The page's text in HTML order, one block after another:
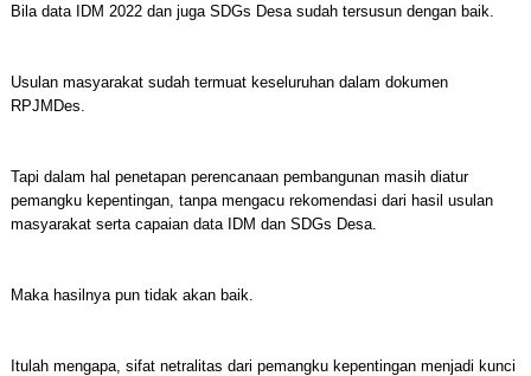
Bila data IDM 2022 dan juga SDGs Desa sudah tersusun dengan baik.
Usulan masyarakat sudah termuat keseluruhan dalam dokumen
RPJMDes.
Tapi dalam hal penetapan perencanaan pembangunan masih diatur
pemangku kepentingan, tanpa mengacu rekomendasi dari hasil usulan
masyarakat serta capaian data IDM dan SDGs Desa.
Maka hasilnya pun tidak akan baik.
Itulah mengapa, sifat netralitas dari pemangku kepentingan menjadi kunci